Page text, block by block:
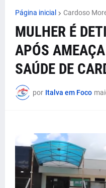
Página inicial Cardoso
MULHER É
APÓS
SAÚDE DE
por Italva em Foco